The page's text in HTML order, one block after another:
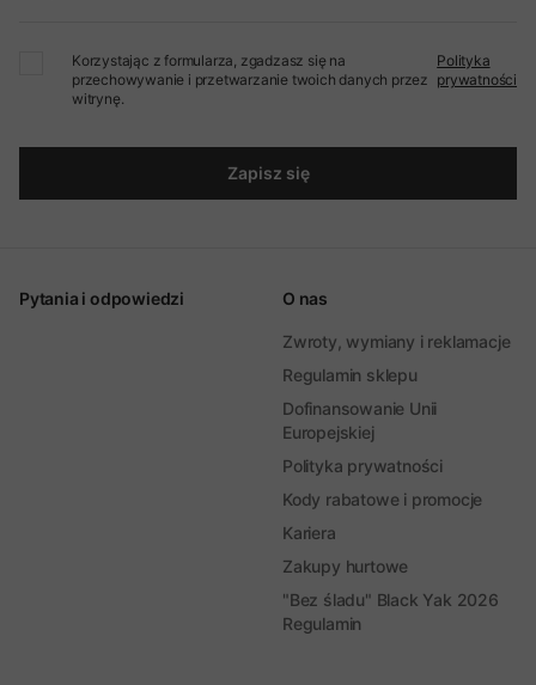
Korzystając z formularza, zgadzasz się na
przechowywanie i przetwarzanie twoich danych przez
witrynę.
Polityka
prywatności
Zapisz się
Pytania i odpowiedzi O nas
Zwroty, wymiany i reklamacje
Regulamin sklepu
Dofinansowanie Unii
Europejskiej
Polityka prywatności
Kody rabatowe i promocje
Kariera
Zakupy hurtowe
"Bez śladu" Black Yak 2026
Regulamin